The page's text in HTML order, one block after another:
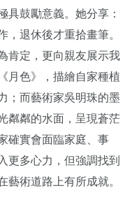
具鼓勵意義。她分享：
，退休後才重拾畫筆。
肯定， 更向親友展示我
月色》， 描繪自家種植
； 而藝術家吳明珠的墨
粼粼的水面，呈現蒼茫
確實會面臨家庭、事
更多心力， 但強調找到
藝術道路上有所成就。